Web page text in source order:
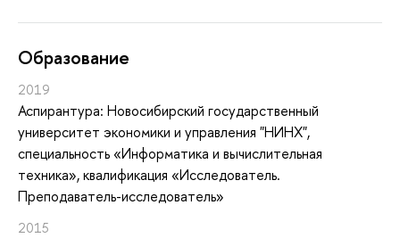
Oбразование
2019
Аспирантура: Новосибирский государственный
университет экономики и управления "НИНХ",
специальность «Информатика и вычислительная
техника», квалификация «Исследователь.
Преподаватель-исследователь»
2015